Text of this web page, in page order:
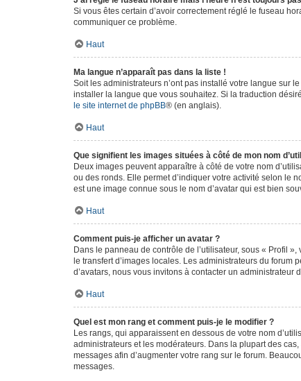
Si vous êtes certain d’avoir correctement réglé le fuseau
communiquer ce problème.
Haut
Ma langue n’apparaît pas dans la liste !
Soit les administrateurs n’ont pas installé votre langue sur
installer la langue que vous souhaitez. Si la traduction
le site internet de phpBB® (en anglais).
Haut
Que signifient les images situées à côté de mon nom
Deux images peuvent apparaître à côté de votre nom
ou des ronds. Elle permet d’indiquer votre activité selon le
est une image connue sous le nom d’avatar qui est bien
Haut
Comment puis-je afficher un avatar ?
Dans le panneau de contrôle de l’utilisateur, sous « Profil
le transfert d’images locales. Les administrateurs du
d’avatars, nous vous invitons à contacter un administrateur
Haut
Quel est mon rang et comment puis-je le modifier ?
Les rangs, qui apparaissent en dessous de votre nom
administrateurs et les modérateurs. Dans la plupart des
messages afin d’augmenter votre rang sur le forum.
messages.